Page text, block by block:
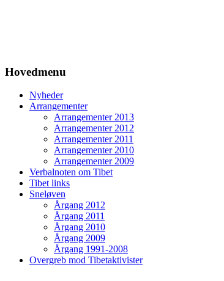
Hovedmenu
Nyheder
Arrangementer
Arrangementer 2013
Arrangementer 2012
Arrangementer 2011
Arrangementer 2010
Arrangementer 2009
Verbalnoten om Tibet
Tibet links
Sneløven
Årgang 2012
Årgang 2011
Årgang 2010
Årgang 2009
Årgang 1991-2008
Overgreb mod Tibetaktivister